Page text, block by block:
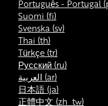
Português - Portugal
Suomi ‎(fi)‎
Svenska ‎(sv)‎
Thai ‎(th)‎
Türkçe ‎(tr)‎
Русский ‎(ru)‎
العربية ‎(ar)‎
日本語 ‎(ja)‎
正體中文 ‎(zh_tw)‎